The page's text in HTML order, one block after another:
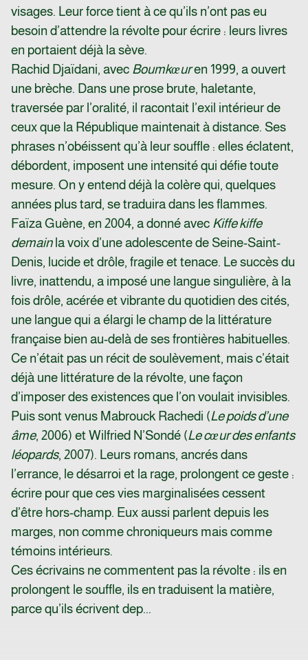
visages. Leur force tient à ce qu’ils n’ont pas eu
besoin d’attendre la révolte pour écrire : leurs livres
en portaient déjà la sève.
Rachid Djaïdani, avec Boumkœuren 1999, a ouvert
une brèche. Dans une prose brute, haletante,
traversée par l’oralité, il racontait l’exil intérieur de
ceux que la République maintenait à distance. Ses
phrases n’obéissent qu’à leur souffle : elles éclatent,
débordent, imposent une intensité qui défie toute
mesure. On y entend déjà la colère qui, quelques
années plus tard, se traduira dans les flammes.
Faïza Guène, en 2004, a donné avec Kiffe kiffe
demainla voix d’une adolescente de Seine-Saint-
Denis, lucide et drôle, fragile et tenace. Le succès du
livre, inattendu, a imposé une langue singulière, à la
fois drôle, acérée et vibrante du quotidien des cités,
une langue qui a élargi le champ de la littérature
française bien au-delà de ses frontières habituelles.
Ce n’était pas un récit de soulèvement, mais c’était
déjà une littérature de la révolte, une façon
d’imposer des existences que l’on voulait invisibles.
Puis sont venus Mabrouck Rachedi (Le poids d’une
âme, 2006) et Wilfried N’Sondé (Le cœur des enfants
léopards, 2007). Leurs romans, ancrés dans
l’errance, le désarroi et la rage, prolongent ce geste :
écrire pour que ces vies marginalisées cessent
d’être hors-champ. Eux aussi parlent depuis les
marges, non comme chroniqueurs mais comme
témoins intérieurs.
Ces écrivains ne commentent pas la révolte : ils en
prolongent le souffle, ils en traduisent la matière,
parce qu’ils écrivent dep...